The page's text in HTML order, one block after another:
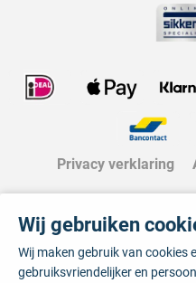
Privacy verklaring
Wij gebruiken
Wij maken gebruik van cookies
gebruiksvriendelijker en